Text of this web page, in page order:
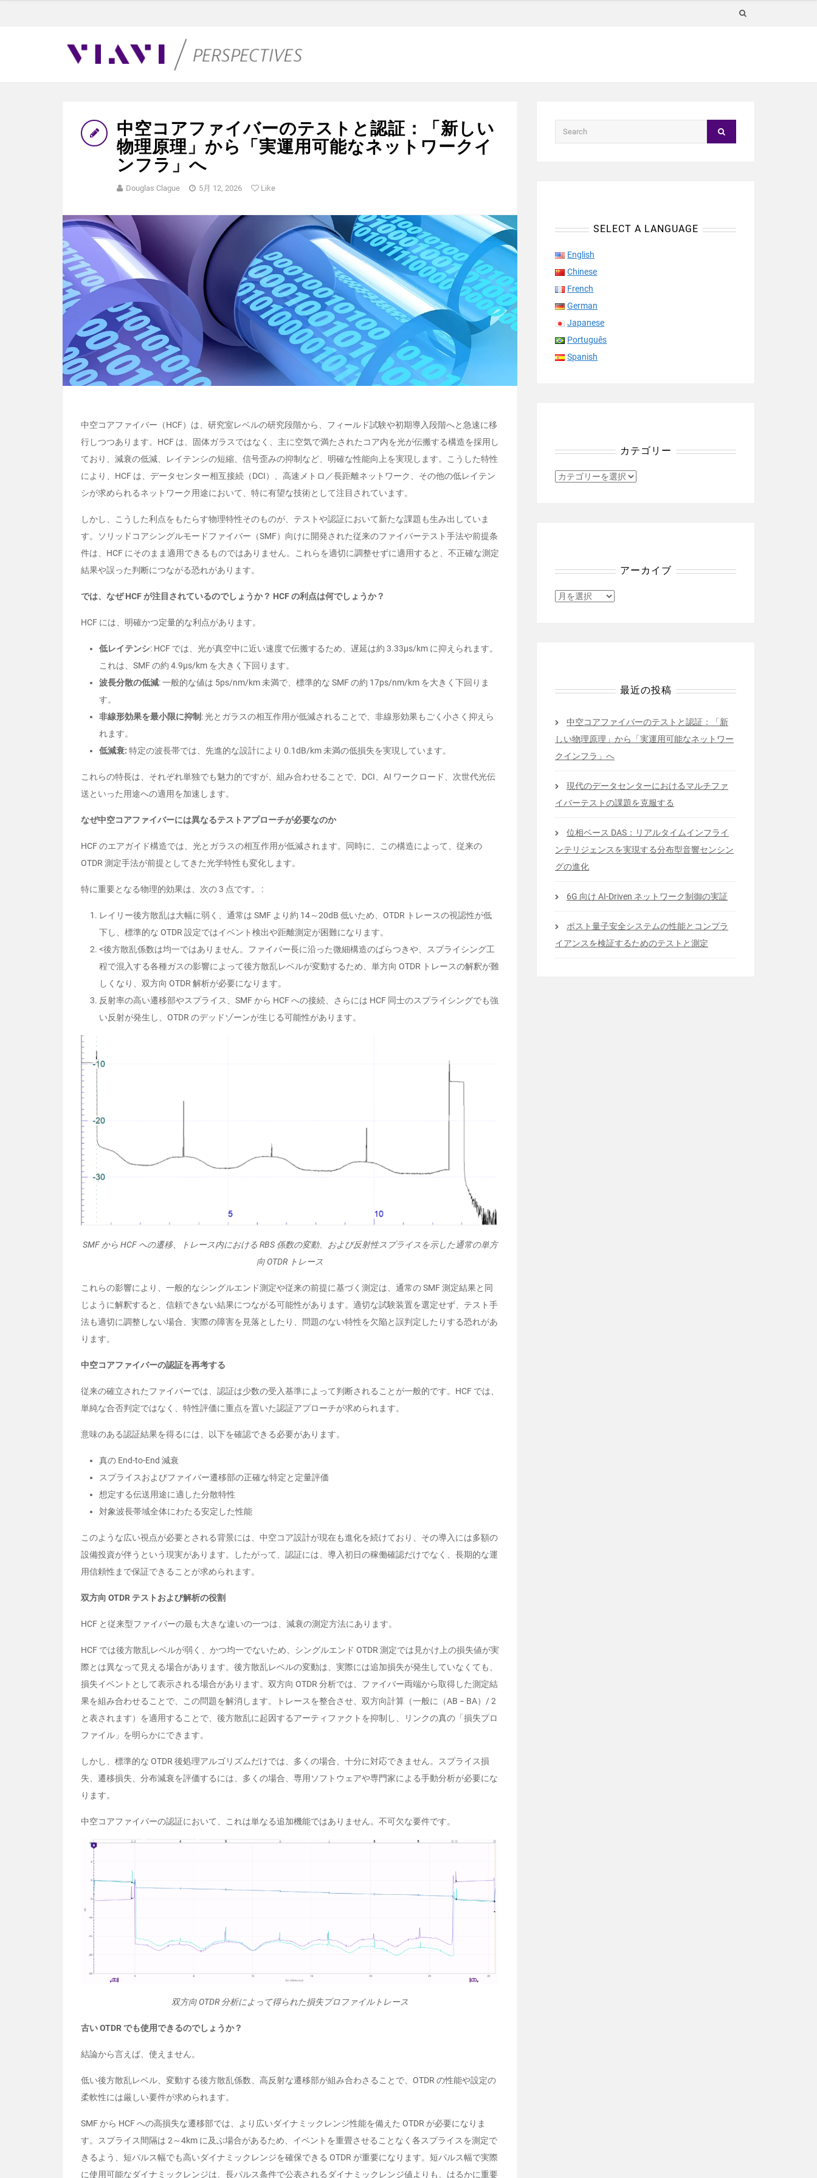
中空コアファイバーのテストと認証：「新しい
物理原理」から「実運用可能なネットワークイ
ンフラ」へ
Douglas Clague 5月 12, 2026 Like
中空コアファイバー（HCF）は、研究室レベルの研究段階から、フィールド試験や初期導入段階へと急速に移
行しつつあります。HCF は、固体ガラスではなく、主に空気で満たされたコア内を光が伝搬する構造を採用し
ており、減衰の低減、レイテンシの短縮、信号歪みの抑制など、明確な性能向上を実現します。こうした特性
により、HCF は、データセンター相互接続（DCI）、高速メトロ／長距離ネットワーク、その他の低レイテン
シが求められるネットワーク用途において、特に有望な技術として注目されています。
しかし、こうした利点をもたらす物理特性そのものが、テストや認証において新たな課題も生み出していま
す。ソリッドコアシングルモードファイバー（SMF）向けに開発された従来のファイバーテスト手法や前提条
件は、HCF にそのまま適用できるものではありません。これらを適切に調整せずに適用すると、不正確な測定
結果や誤った判断につながる恐れがあります。
では、なぜ HCF が注目されているのでしょうか？ HCF の利点は何でしょうか？
HCF には、明確かつ定量的な利点があります。
低レイテンシ: HCF では、光が真空中に近い速度で伝搬するため、遅延は約 3.33µs/km に抑えられます。
これは、SMF の約 4.9µs/km を大きく下回ります。
波長分散の低減: 一般的な値は 5ps/nm/km 未満で、標準的な SMF の約 17ps/nm/km を大きく下回りま
す。
非線形効果を最小限に抑制 : 光とガラスの相互作用が低減されることで、非線形効果もごく小さく抑えら
れます。
低減衰: 特定の波長帯では、先進的な設計により 0.1dB/km 未満の低損失を実現しています。
これらの特長は、それぞれ単独でも魅力的ですが、組み合わせることで、DCI、AI ワークロード、次世代光伝
送といった用途への適用を加速します。
なぜ中空コアファイバーには異なるテストアプローチが必要なのか
HCF のエアガイド構造では、光とガラスの相互作用が低減されます。同時に、この構造によって、従来の
OTDR 測定手法が前提としてきた光学特性も変化します。
特に重要となる物理的効果は、次の 3 点です。 :
レイリー後方散乱は大幅に弱く、通常は SMF より約 14～20dB 低いため、OTDR トレースの視認性が低
下し、標準的な OTDR 設定ではイベント検出や距離測定が困難になります。
<後方散乱係数は均一ではありません。ファイバー長に沿った微細構造のばらつきや、スプライシング工
程で混入する各種ガスの影響によって後方散乱レベルが変動するため、単方向 OTDR トレースの解釈が難
しくなり、双方向 OTDR 解析が必要になります。
反射率の高い遷移部やスプライス、SMF から HCF への接続、さらには HCF 同士のスプライシングでも強
い反射が発生し、OTDR のデッドゾーンが生じる可能性があります。
SMF から HCF への遷移、トレース内における RBS 係数の変動、および反射性スプライスを示した通常の単方
向 OTDR トレース
これらの影響により、一般的なシングルエンド測定や従来の前提に基づく測定は、通常の SMF 測定結果と同
じように解釈すると、信頼できない結果につながる可能性があります。適切な試験装置を選定せず、テスト手
法も適切に調整しない場合、実際の障害を見落としたり、問題のない特性を欠陥と誤判定したりする恐れがあ
ります。
中空コアファイバーの認証を再考する
従来の確立されたファイバーでは、認証は少数の受入基準によって判断されることが一般的です。HCF では、
単純な合否判定ではなく、特性評価に重点を置いた認証アプローチが求められます。
意味のある認証結果を得るには、以下を確認できる必要があります。
真の End-to-End 減衰
スプライスおよびファイバー遷移部の正確な特定と定量評価
想定する伝送用途に適した分散特性
対象波長帯域全体にわたる安定した性能
このような広い視点が必要とされる背景には、中空コア設計が現在も進化を続けており、その導入には多額の
設備投資が伴うという現実があります。したがって、認証には、導入初日の稼働確認だけでなく、長期的な運
用信頼性まで保証できることが求められます。
双方向 OTDR テストおよび解析の役割
HCF と従来型ファイバーの最も大きな違いの一つは、減衰の測定方法にあります。
HCF では後方散乱レベルが弱く、かつ均一でないため、シングルエンド OTDR 測定では見かけ上の損失値が実
際とは異なって見える場合があります。後方散乱レベルの変動は、実際には追加損失が発生していなくても、
損失イベントとして表示される場合があります。双方向 OTDR 分析では、ファイバー両端から取得した測定結
果を組み合わせることで、この問題を解消します。トレースを整合させ、双方向計算（一般に（AB − BA）/ 2
と表されます）を適用することで、後方散乱に起因するアーティファクトを抑制し、リンクの真の「損失プロ
ファイル」を明らかにできます。
しかし、標準的な OTDR 後処理アルゴリズムだけでは、多くの場合、十分に対応できません。スプライス損
失、遷移損失、分布減衰を評価するには、多くの場合、専用ソフトウェアや専門家による手動分析が必要にな
ります。
中空コアファイバーの認証において、これは単なる追加機能ではありません。不可欠な要件です。
双方向 OTDR 分析によって得られた損失プロファイルトレース
古い OTDR でも使用できるのでしょうか？
結論から言えば、使えません。
低い後方散乱レベル、変動する後方散乱係数、高反射な遷移部が組み合わさることで、OTDR の性能や設定の
柔軟性には厳しい要件が求められます。
SMF から HCF への高損失な遷移部では、より広いダイナミックレンジ性能を備えた OTDR が必要になりま
す。スプライス間隔は 2～4km に及ぶ場合があるため、イベントを重畳させることなく各スプライスを測定で
きるよう、短パルス幅でも高いダイナミックレンジを確保できる OTDR が重要になります。短パルス幅で実際
に使用可能なダイナミックレンジは、長パルス条件で公表されるダイナミックレンジ値よりも、はるかに重要
SELECT A LANGUAGE
English
Chinese
French
German
Japanese
Português
Spanish
カテゴリー
カ
アーカイブ
ア
最近の投稿
中空コアファイバーのテストと認証：「新
しい物理原理」から「実運用可能なネットワー
クインフラ」へ
現代のデータセンターにおけるマルチファ
イバーテストの課題を克服する
位相ベース DAS：リアルタイムインフライ
ンテリジェンスを実現する分布型音響センシン
グの進化
6G 向け AI-Driven ネットワーク制御の実証
ポスト量子安全システムの性能とコンプラ
イアンスを検証するためのテストと測定